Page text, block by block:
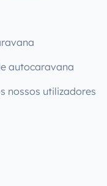
autocaravana
nossos utilizadores